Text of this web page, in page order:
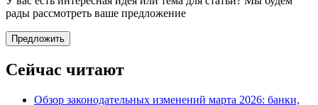
рады рассмотреть ваше предложение
Предложить
Сейчас читают
Обзор законодательных изменений марта 2026: банки,